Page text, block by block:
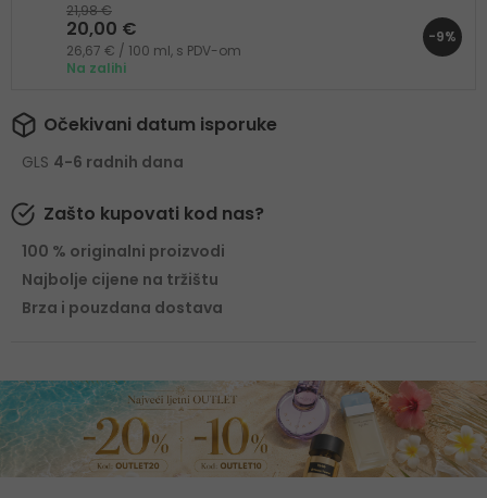
21,98 €
20,00 €
26,67 € / 100 ml, s PDV-om
Na zalihi
-9%
Očekivani datum isporuke
GLS 4-6 radnih dana
Zašto kupovati kod nas?
100 % originalni proizvodi
Najbolje cijene na tržištu
Brza i pouzdana dostava